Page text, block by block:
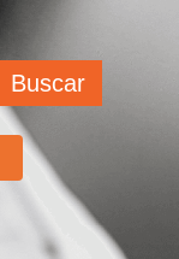
Buscar